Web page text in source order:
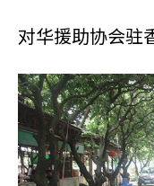
对华援助协会驻